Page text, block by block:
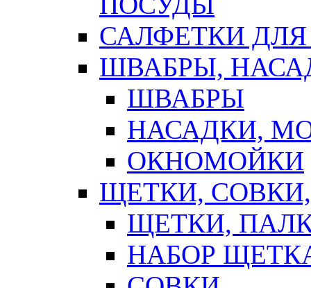
САЛФЕТКИ
ШВАБРЫ,
ШВАБРЫ
НАСАДКИ,
ОКНОМОЙКИ
ЩЕТКИ,
ЩЕТКИ,
НАБОР